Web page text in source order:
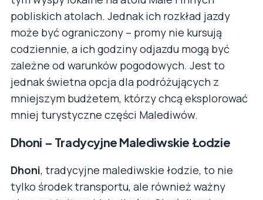
pobliskich atolach. Jednak ich rozkład jazdy
może być ograniczony – promy nie kursują
codziennie, a ich godziny odjazdu mogą być
zależne od warunków pogodowych. Jest to
jednak świetna opcja dla podróżujących z
mniejszym budżetem, którzy chcą eksplorować
mniej turystyczne części Malediwów.
Dhoni – Tradycyjne Malediwskie Łodzie
Dhoni, tradycyjne malediwskie łodzie, to nie
tylko środek transportu, ale również ważny